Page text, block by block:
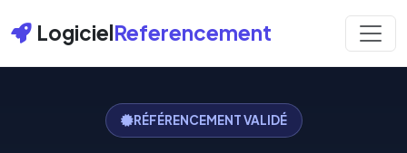
LogicielReferencement
RÉFÉRENCEMENT VALIDÉ